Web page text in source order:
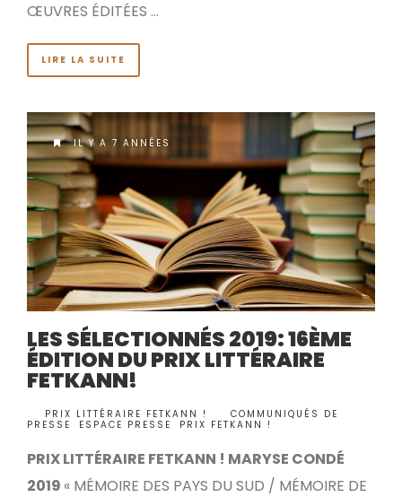
ŒUVRES ÉDITÉES …
LIRE LA SUITE
IL Y A 7 ANNÉES
LES SÉLECTIONNÉS 2019: 16ÈME
ÉDITION DU PRIX LITTÉRAIRE
FETKANN!
PRIX LITTÉRAIRE FETKANN !
COMMUNIQUÉS DE
PRESSE
ESPACE PRESSE PRIX FETKANN !
PRIX LITTÉRAIRE FETKANN ! MARYSE CONDÉ
2019 « MÉMOIRE DES PAYS DU SUD / MÉMOIRE DE